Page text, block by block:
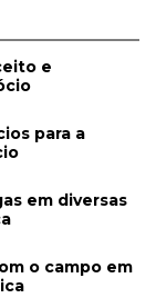
e
para a
em diversas
o campo em